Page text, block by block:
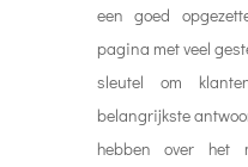
een goed
pagina met veel
sleutel om
belangrijkste
hebben over het